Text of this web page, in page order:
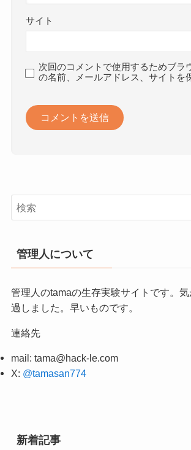
サイト
次回のコメントで使用するためブラ
の名前、メールアドレス、サイトを
管理人について
管理人のtamaの生存実験サイトです。
過しました。早いものです。
連絡先
mail: tama@hack-le.com
X: @tamasan774
新着記事